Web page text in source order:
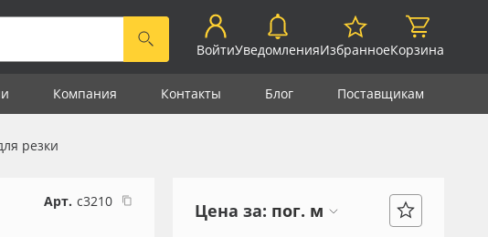
ВойтиУведомленияИзбранноеКорзина
Компания Контакты Блог Поставщикам
резки
Арт. с3210 Цена за: пог. м